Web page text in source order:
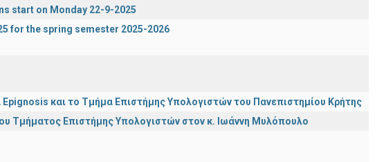
start on Monday 22-9-2025
for the spring semester 2025-2026
και το Τμήμα Επιστήμης Υπολογιστών του Πανεπιστημίου Κρήτης
Τμήματος Επιστήμης Υπολογιστών στον κ. Ιωάννη Μυλόπουλο